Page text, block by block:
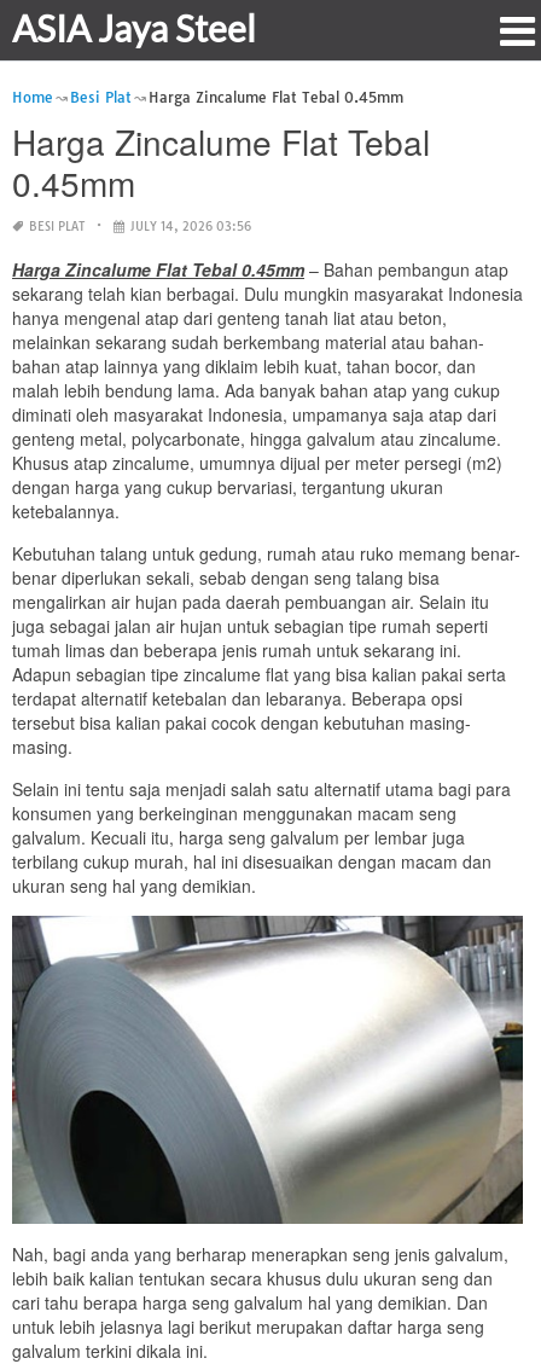
ASIA Jaya Steel
Home Besi Plat Harga Zincalume Flat Tebal 0.45mm
Harga Zincalume Flat Tebal
0.45mm
BESI PLAT JULY 14, 2026 03:56
Harga Zincalume Flat Tebal 0.45mm– Bahan pembangun atap
sekarang telah kian berbagai. Dulu mungkin masyarakat Indonesia
hanya mengenal atap dari genteng tanah liat atau beton,
melainkan sekarang sudah berkembang material atau bahan-
bahan atap lainnya yang diklaim lebih kuat, tahan bocor, dan
malah lebih bendung lama. Ada banyak bahan atap yang cukup
diminati oleh masyarakat Indonesia, umpamanya saja atap dari
genteng metal, polycarbonate, hingga galvalum atau zincalume.
Khusus atap zincalume, umumnya dijual per meter persegi (m2)
dengan harga yang cukup bervariasi, tergantung ukuran
ketebalannya.
Kebutuhan talang untuk gedung, rumah atau ruko memang benar-
benar diperlukan sekali, sebab dengan seng talang bisa
mengalirkan air hujan pada daerah pembuangan air. Selain itu
juga sebagai jalan air hujan untuk sebagian tipe rumah seperti
tumah limas dan beberapa jenis rumah untuk sekarang ini.
Adapun sebagian tipe zincalume flat yang bisa kalian pakai serta
terdapat alternatif ketebalan dan lebaranya. Beberapa opsi
tersebut bisa kalian pakai cocok dengan kebutuhan masing-
masing.
Selain ini tentu saja menjadi salah satu alternatif utama bagi para
konsumen yang berkeinginan menggunakan macam seng
galvalum. Kecuali itu, harga seng galvalum per lembar juga
terbilang cukup murah, hal ini disesuaikan dengan macam dan
ukuran seng hal yang demikian.
Nah, bagi anda yang berharap menerapkan seng jenis galvalum,
lebih baik kalian tentukan secara khusus dulu ukuran seng dan
cari tahu berapa harga seng galvalum hal yang demikian. Dan
untuk lebih jelasnya lagi berikut merupakan daftar harga seng
galvalum terkini dikala ini.